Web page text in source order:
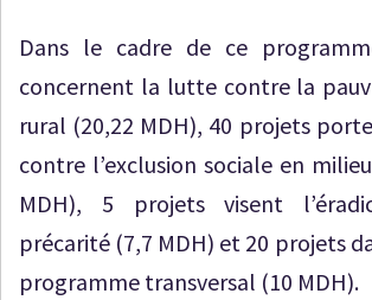
Dans le cadre de ce
concernent la lutte contre la
rural (20,22 MDH), 40 projets
contre l’exclusion sociale en
MDH), 5 projets visent
précarité (7,7 MDH) et 20 projets
programme transversal (10 MDH).